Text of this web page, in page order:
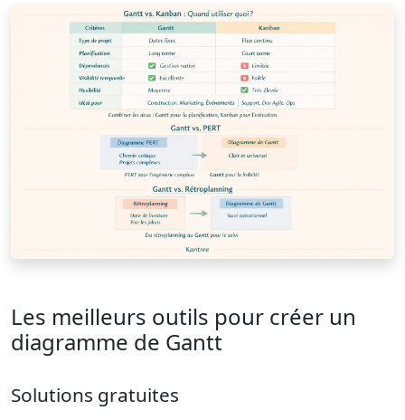
Les meilleurs outils pour créer un
diagramme de Gantt
Solutions gratuites